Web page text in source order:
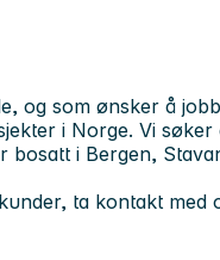
og som ønsker å
i Norge. Vi
bosatt i Bergen,
ta kontakt med